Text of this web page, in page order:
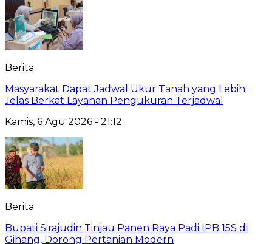
Berita
Masyarakat Dapat Jadwal Ukur Tanah yang Lebih
Jelas Berkat Layanan Pengukuran Terjadwal
Kamis, 6 Agu 2026 - 21:12
Berita
Bupati Sirajudin Tinjau Panen Raya Padi IPB 15S di
Gihang, Dorong Pertanian Modern